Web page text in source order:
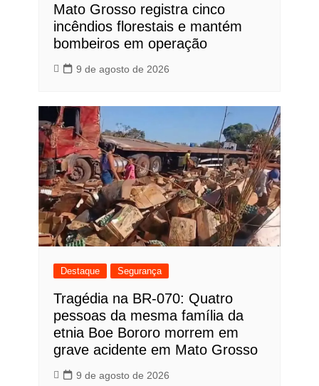
Mato Grosso registra cinco
incêndios florestais e mantém
bombeiros em operação
9 de agosto de 2026
Destaque Segurança
Tragédia na BR-070: Quatro
pessoas da mesma família da
etnia Boe Bororo morrem em
grave acidente em Mato Grosso
9 de agosto de 2026